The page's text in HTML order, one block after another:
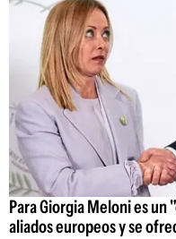
Para Giorgia Meloni es un
aliados europeos y se